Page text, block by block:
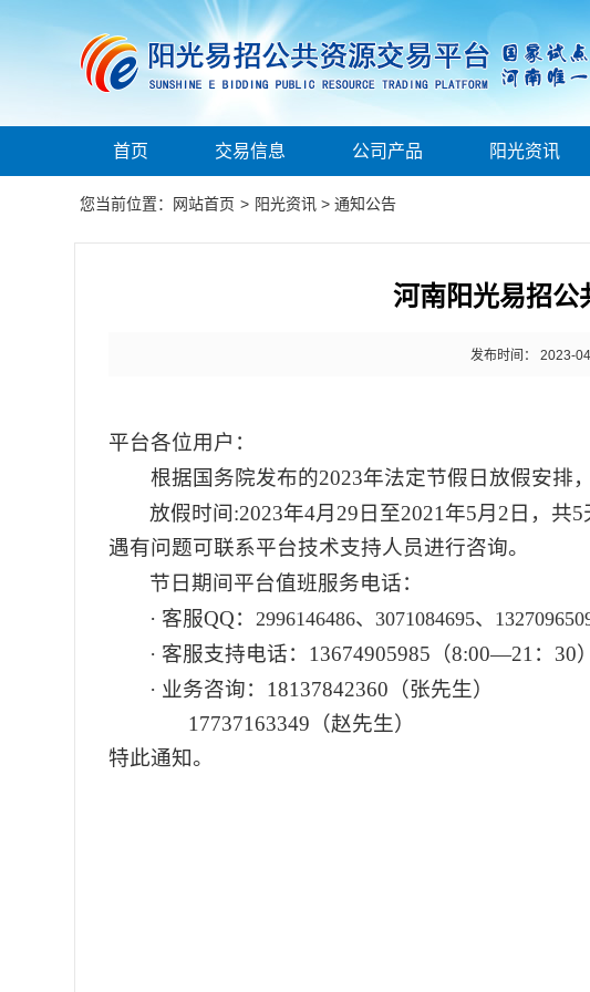
首页 交易信息 公司产品 阳光资讯
您当前位置： 网站首页 > 阳光资讯 > 通知公告
河南阳光易招公
发布时间： 2023-
平台各位用户：
根据国务院发布的2023年法定节假日放假安排
放假时间:2023年4月 29 日至2021 年5月 2 日，共5
遇有问题可联系平台技术支持人员进行咨询。
节日期间平台值班服务电话：
· 客服QQ： 2996146486、3071084695、
· 客服支持电话： 13674905985 （8:00—21 ： 30）
· 业务咨询： 18137842360 （张先生）
17737163349 （赵先生）
特此通知。